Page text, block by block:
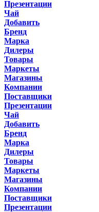
Презентации
Чай
Добавить
Бренд
Марка
Дилеры
Товары
Маркеты
Магазины
Компании
Поставщики
Презентации
Чай
Добавить
Бренд
Марка
Дилеры
Товары
Маркеты
Магазины
Компании
Поставщики
Презентации